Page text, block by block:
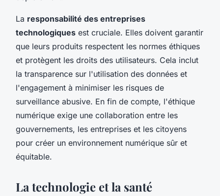
La responsabilité des entreprises
technologiques est cruciale. Elles doivent garantir
que leurs produits respectent les normes éthiques
et protègent les droits des utilisateurs. Cela inclut
la transparence sur l'utilisation des données et
l'engagement à minimiser les risques de
surveillance abusive. En fin de compte, l'éthique
numérique exige une collaboration entre les
gouvernements, les entreprises et les citoyens
pour créer un environnement numérique sûr et
équitable.
La technologie et la santé